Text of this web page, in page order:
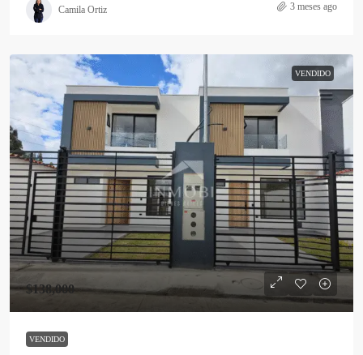
Camila Ortiz 3 meses ago
VENDIDO
$138,000
VENDIDO